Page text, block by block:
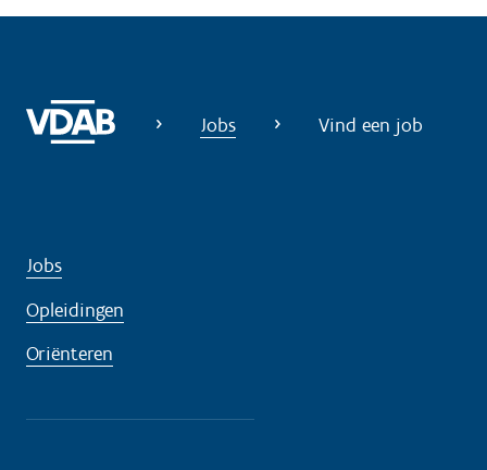
i
Jobs Vind een job
Jobs
Opleidingen
Oriënteren